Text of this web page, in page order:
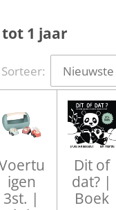
tot 1 jaar
Sorteer:
igen
3st. |
Dit of
dat? |
Boek